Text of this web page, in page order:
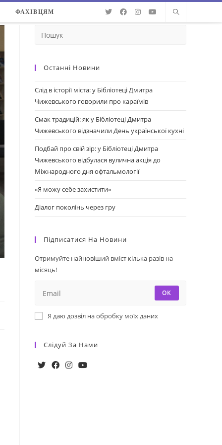
ФАХІВЦЯМ
Останні Новини
Слід в історії міста: у Бібліотеці Дмитра
Чижевського говорили про караїмів
Смак традицій: як у Бібліотеці Дмитра
Чижевського відзначили День української кухні
Подбай про свій зір: у Бібліотеці Дмитра
Чижевського відбулася вулична акція до
Міжнародного дня офтальмології
«Я можу себе захистити»
Діалог поколінь через гру
Підписатися На Новини
Отримуйте найновіший вміст кілька разів на
місяць!
ОК
Я даю дозвіл на обробку моїх даних
Слідуй За Нами